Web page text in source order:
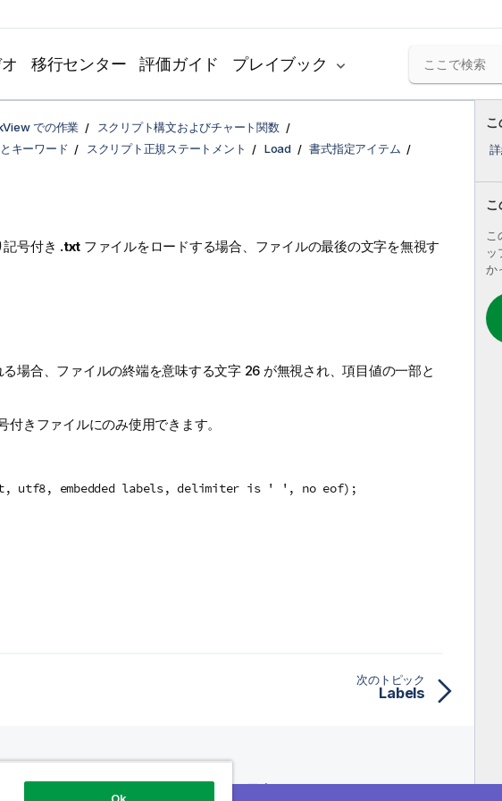
移行センター 評価ガイド プレイブック
こ
こ
こ
ッ
か
での作業
スクリプト構文およびチャート関数
キーワード
スクリプト正規ステートメント Load 書式指定アイテム
号付き .txt ファイルをロードする場合、ファイルの最後の文字を無視す
場合、ファイルの終端を意味する文字 26 が無視され、項目値の一部と
付きファイルにのみ使用できます。
utf8, embedded labels, delimiter is ' ', no eof);
次のトピック
Labels